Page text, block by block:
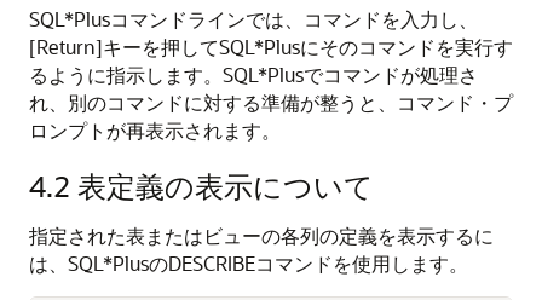
SQL*Plusコマンドラインでは、コマンドを入力し、
[Return]キーを押してSQL*Plusにそのコマンドを実行す
るように指示します。SQL*Plusでコマンドが処理さ
れ、別のコマンドに対する準備が整うと、コマンド・プ
ロンプトが再表示されます。
4.2 表定義の表示について
指定された表またはビューの各列の定義を表示するに
は、SQL*PlusのDESCRIBEコマンドを使用します。